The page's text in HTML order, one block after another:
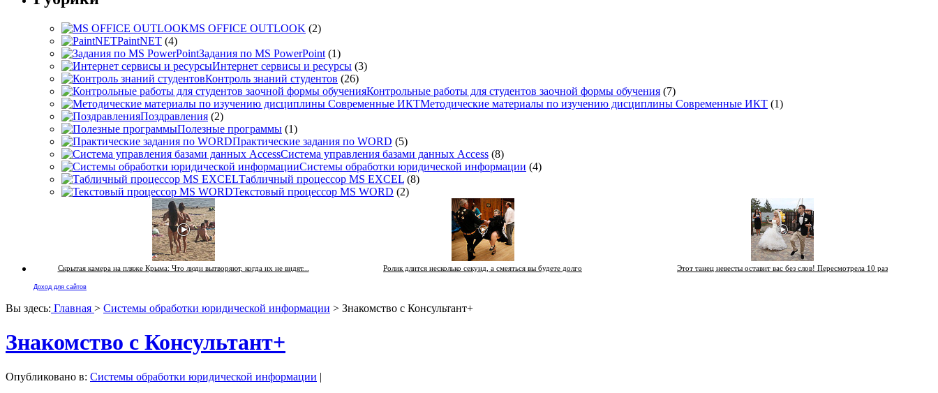
MS OFFICE OUTLOOK (2)
PaintNET (4)
Задания по MS PowerPoint (1)
Интернет сервисы и ресурсы (3)
Контроль знаний студентов (26)
Контрольные работы для студентов заочной формы обучения (7)
Методические материалы по изучению дисциплины Современные ИКТ (1)
Поздравления (2)
Полезные программы (1)
Практические задания по WORD (5)
Система управления базами данных Access (8)
Системы обработки юридической информации (4)
Табличный процессор MS EXCEL (8)
Текстовый процессор MS WORD (2)
Скрытая камера на пляже Крыма: Что люди вытворяют, когда их не видят... Ролик длится несколько секунд, а смеяться вы будете долго Этот танец невесты оставит вас без слов! Пересмотрела 10 раз
Доход для сайтов
Вы здесь: Главная > Системы обработки юридической информации > Знакомство с Консультант+
Знакомство с Консультант+
Опубликовано в: Системы обработки юридической информации |